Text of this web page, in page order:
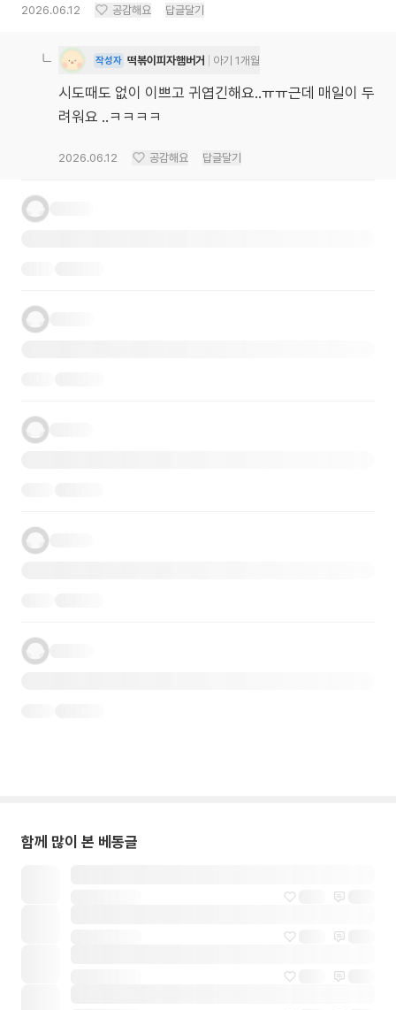
2026.06.12 공감해요 답글달기
작성자 떡볶이피자햄버거 아기 1개월
시도때도 없이 이쁘고 귀엽긴해요..ㅠㅠ근데 매일이 두
려워요 ..ㅋㅋㅋㅋ
2026.06.12 공감해요 답글달기
함께 많이 본 베동글